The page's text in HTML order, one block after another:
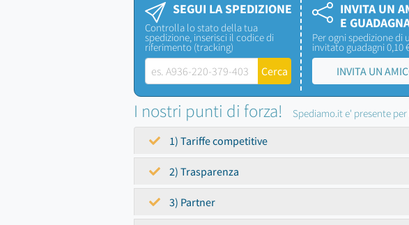
SEGUI LA SPEDIZIONE
Controlla lo stato della tua
spedizione, inserisci il codice di
riferimento (tracking)
INVITA UN
E
Per ogni spedizione di
invitato guadagni 0,10
INVITA UN
I nostri punti di forza! Spediamo.it e' presente
1) Tariffe competitive
2) Trasparenza
3) Partner